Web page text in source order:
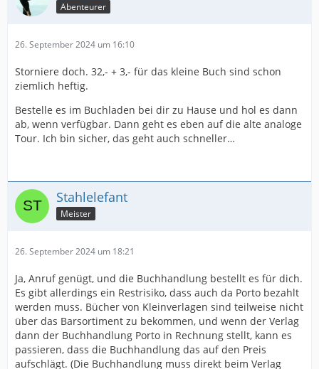
Abenteurer
26. September 2024 um 16:10
Storniere doch. 32,- + 3,- für das kleine Buch sind schon
ziemlich heftig.
Bestelle es im Buchladen bei dir zu Hause und hol es dann
ab, wenn verfügbar. Dann geht es eben auf die alte analoge
Tour. Ich bin sicher, das geht auch schneller…
Stahlelefant
Meister
26. September 2024 um 18:21
Ja, Anruf genügt, und die Buchhandlung bestellt es für dich.
Es gibt allerdings ein Restrisiko, dass auch da Porto bezahlt
werden muss. Bücher von Kleinverlagen sind teilweise nicht
über das Barsortiment zu bekommen, und wenn der Verlag
dann der Buchhandlung Porto in Rechnung stellt, kann es
passieren, dass die Buchhandlung das auf den Preis
aufschlägt. (Die Buchhandlung muss direkt beim Verlag